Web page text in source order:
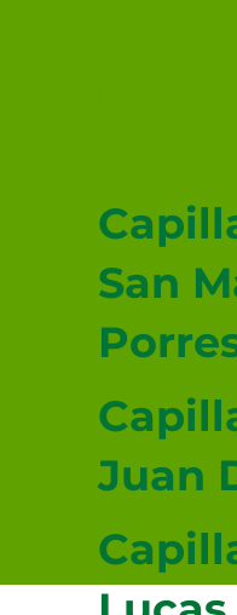
San
Juan